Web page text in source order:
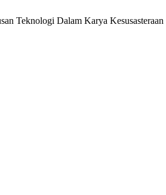
Teknologi Dalam Karya Kesusasteraan